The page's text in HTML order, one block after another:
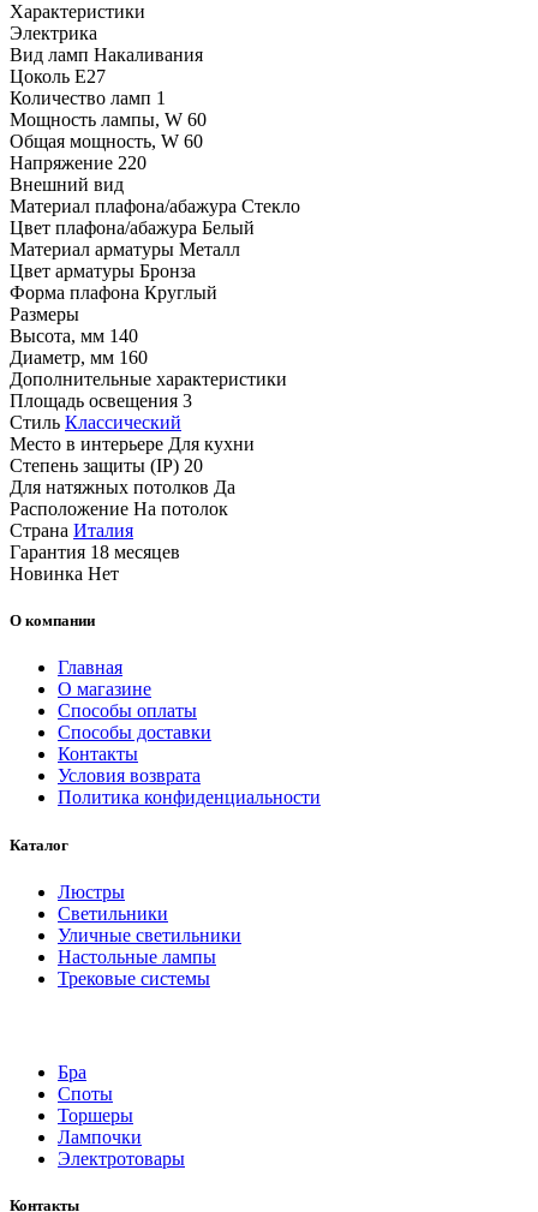
Характеристики
Электрика
Вид ламп Накаливания
Цоколь E27
Количество ламп 1
Мощность лампы, W 60
Общая мощность, W 60
Напряжение 220
Внешний вид
Материал плафона/абажура Стекло
Цвет плафона/абажура Белый
Материал арматуры Металл
Цвет арматуры Бронза
Форма плафона Круглый
Размеры
Высота, мм 140
Диаметр, мм 160
Дополнительные характеристики
Площадь освещения 3
Стиль Классический
Место в интерьере Для кухни
Степень защиты (IP) 20
Для натяжных потолков Да
Расположение На потолок
Страна Италия
Гарантия 18 месяцев
Новинка Нет
О компании
Главная
О магазине
Способы оплаты
Способы доставки
Контакты
Условия возврата
Политика конфиденциальности
Каталог
Люстры
Светильники
Уличные светильники
Настольные лампы
Трековые системы
Бра
Споты
Торшеры
Лампочки
Электротовары
Контакты